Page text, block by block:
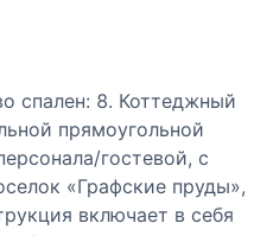
спален: 8. Коттеджный
прямоугольной
гостевой, с
«Графские пруды»,
включает в себя